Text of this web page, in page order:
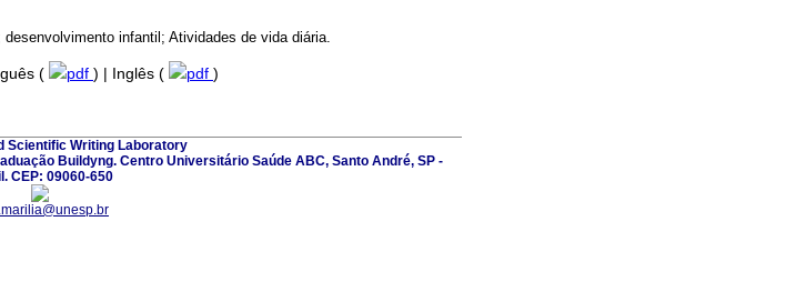
infantil; Atividades de vida diária.
( pdf ) | Inglês ( pdf )
Scientific Writing Laboratory
Buildyng. Centro Universitário Saúde ABC, Santo André, SP -
CEP: 09060-650